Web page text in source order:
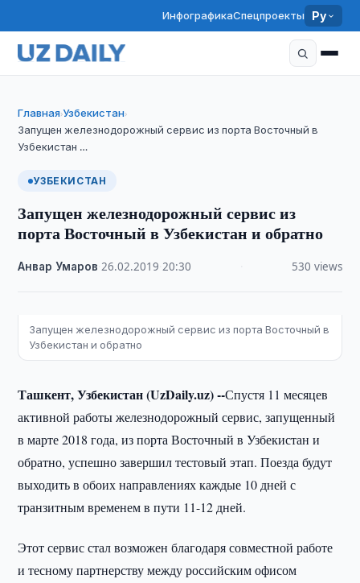
ИнфографикаСпецпроекты Ру
Главная›Узбекистан›
Запущен железнодорожный сервис из порта Восточный в
Узбекистан …
УЗБЕКИСТАН
Запущен железнодорожный сервис из
порта Восточный в Узбекистан и обратно
Анвар Умаров ·26.02.2019 ·20:30 530 views
Запущен железнодорожный сервис из порта Восточный в
Узбекистан и обратно
Ташкент, Узбекистан (UzDaily.uz) --Спустя 11 месяцев
активной работы железнодорожный сервис, запущенный
в марте 2018 года, из порта Восточный в Узбекистан и
обратно, успешно завершил тестовый этап. Поезда будут
выходить в обоих направлениях каждые 10 дней с
транзитным временем в пути 11-12 дней.
Этот сервис стал возможен благодаря совместной работе
и тесному партнерству между российским офисом